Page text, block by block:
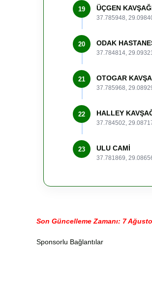
19 ÜÇGEN
37.785948,
20 ODAK
37.784814,
21 OTOGAR
37.785968,
22 HALLEY
37.784502,
23 ULU CAMİ
37.781869,
Son Güncelleme Zamanı: 7
Sponsorlu Bağlantılar